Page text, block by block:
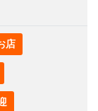
店